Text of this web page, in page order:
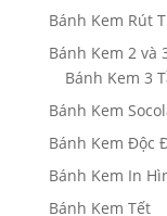
Bánh Kem Rút
Bánh Kem 2 và
Bánh Kem 3
Bánh Kem
Bánh Kem Độc
Bánh Kem In
Bánh Kem Tết